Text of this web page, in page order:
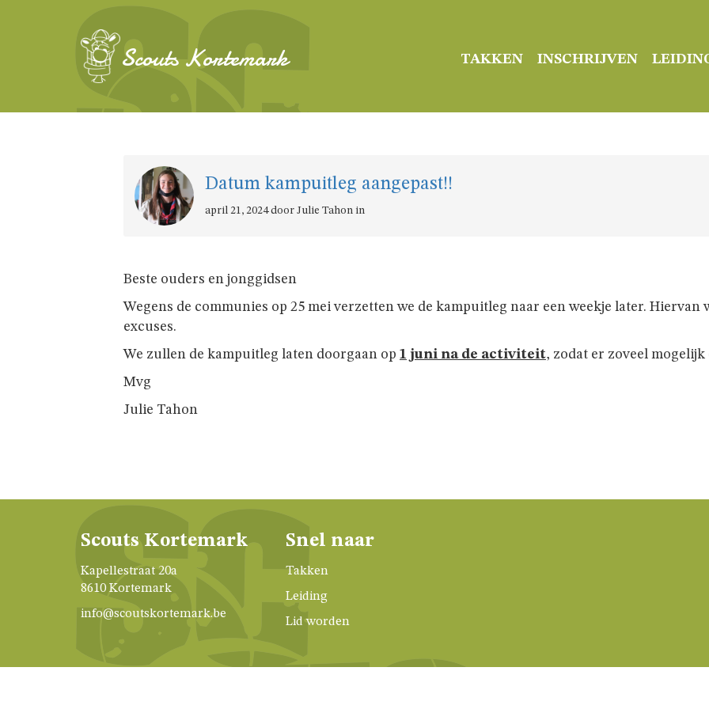
Scouts Kortemark TAKKEN INSCHRIJVEN
Datum kampuitleg aangepast!!
april 21, 2024 door Julie Tahon in
Beste ouders en jonggidsen
Wegens de communies op 25 mei verzetten we de kampuitleg naar een weekje later. Hiervan
excuses.
We zullen de kampuitleg laten doorgaan op 1 juni na de activiteit, zodat er zoveel
Mvg
Julie Tahon
Scouts Kortemark
Kapellestraat 20a
8610 Kortemark
info@scoutskortemark.be
Snel naar
Takken
Leiding
Lid worden